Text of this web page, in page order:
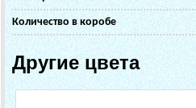
Количество в коробе
Другие цвета